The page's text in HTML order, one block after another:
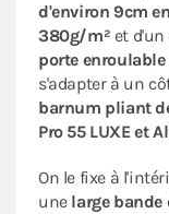
d'environ 9cm
380g/m² et d'un
porte enroulable
s'adapter à un
barnum pliant
Pro 55 LUXE et
On le fixe à
unelarge bande